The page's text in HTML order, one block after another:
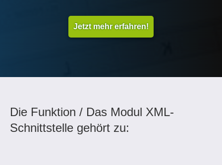
Jetzt mehr erfahren!
Die Funktion / Das Modul XML-
Schnittstelle gehört zu: